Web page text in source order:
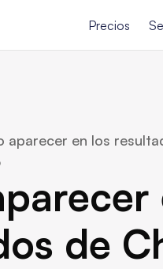
Precios
aparecer en los
de